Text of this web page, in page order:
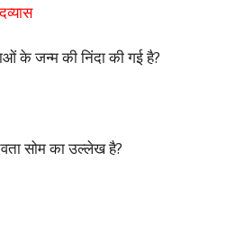
के जन्म की निंदा की गई है?
सोम का उल्लेख है?